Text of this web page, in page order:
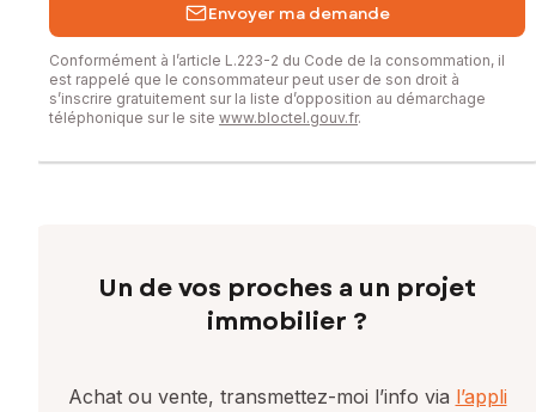
Envoyer ma demande
Conformément à l’article L.223-2 du Code de la consommation, il
est rappelé que le consommateur peut user de son droit à
s’inscrire gratuitement sur la liste d’opposition au démarchage
téléphonique sur le site www.bloctel.gouv.fr.
Un de vos proches a un projet
immobilier ?
Achat ou vente, transmettez-moi l’info via l’appli